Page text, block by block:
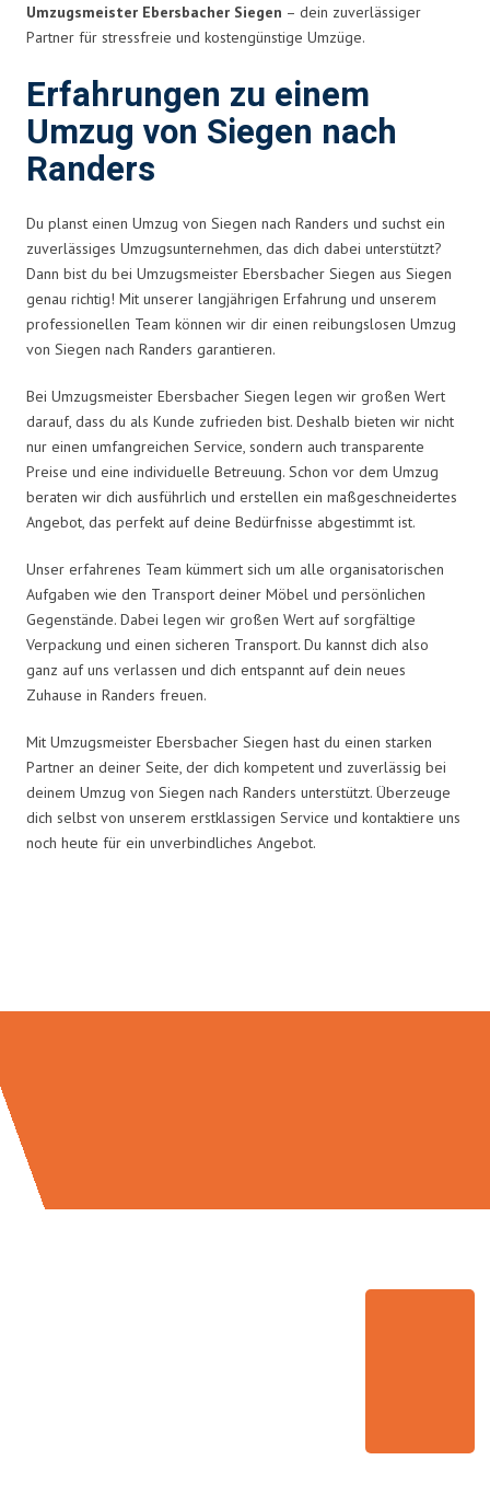
Umzugsmeister Ebersbacher Siegen – dein zuverlässiger
Partner für stressfreie und kostengünstige Umzüge.
Erfahrungen zu einem
Umzug von Siegen nach
Randers
Du planst einen Umzug von Siegen nach Randers und suchst ein
zuverlässiges Umzugsunternehmen, das dich dabei unterstützt?
Dann bist du bei Umzugsmeister Ebersbacher Siegen aus Siegen
genau richtig! Mit unserer langjährigen Erfahrung und unserem
professionellen Team können wir dir einen reibungslosen Umzug
von Siegen nach Randers garantieren.
Bei Umzugsmeister Ebersbacher Siegen legen wir großen Wert
darauf, dass du als Kunde zufrieden bist. Deshalb bieten wir nicht
nur einen umfangreichen Service, sondern auch transparente
Preise und eine individuelle Betreuung. Schon vor dem Umzug
beraten wir dich ausführlich und erstellen ein maßgeschneidertes
Angebot, das perfekt auf deine Bedürfnisse abgestimmt ist.
Unser erfahrenes Team kümmert sich um alle organisatorischen
Aufgaben wie den Transport deiner Möbel und persönlichen
Gegenstände. Dabei legen wir großen Wert auf sorgfältige
Verpackung und einen sicheren Transport. Du kannst dich also
ganz auf uns verlassen und dich entspannt auf dein neues
Zuhause in Randers freuen.
Mit Umzugsmeister Ebersbacher Siegen hast du einen starken
Partner an deiner Seite, der dich kompetent und zuverlässig bei
deinem Umzug von Siegen nach Randers unterstützt. Überzeuge
dich selbst von unserem erstklassigen Service und kontaktiere uns
noch heute für ein unverbindliches Angebot.